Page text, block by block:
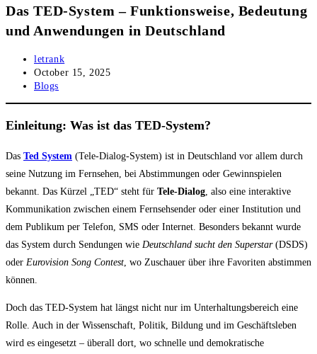
Das TED-System – Funktionsweise, Bedeutung
und Anwendungen in Deutschland
Post
author:
letrank
Post
published:
October 15, 2025
Post
Blogs
Einleitung: Was ist das TED-System?
Das Ted System (Tele-Dialog-System) ist in Deutschland vor allem durch
seine Nutzung im Fernsehen, bei Abstimmungen oder Gewinnspielen
bekannt. Das Kürzel „TED“ steht für Tele-Dialog, also eine interaktive
Kommunikation zwischen einem Fernsehsender oder einer Institution und
dem Publikum per Telefon, SMS oder Internet. Besonders bekannt wurde
das System durch Sendungen wie Deutschland sucht den Superstar(DSDS)
oder Eurovision Song Contest, wo Zuschauer über ihre Favoriten abstimmen
können.
Doch das TED-System hat längst nicht nur im Unterhaltungsbereich eine
Rolle. Auch in der Wissenschaft, Politik, Bildung und im Geschäftsleben
wird es eingesetzt – überall dort, wo schnelle und demokratische